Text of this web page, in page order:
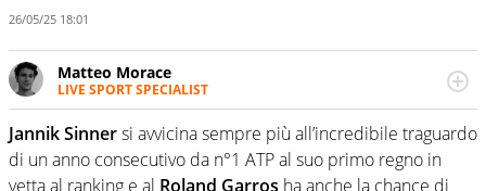
26/05/25 18:01
Matteo Morace
LIVE SPORT SPECIALIST
La multimedialità quale approccio personale e
professionale. Ama raccontare lo sport focalizzando ogni
attenzione sul tempo reale: la verità della dirette non
sono opinioni ma fatti
Jannik Sinnersi avvicina sempre più all’incredibile traguardo
di un anno consecutivo da n°1 ATP al suo primo regno in
vetta al ranking e al Roland Garros ha anche la chance di